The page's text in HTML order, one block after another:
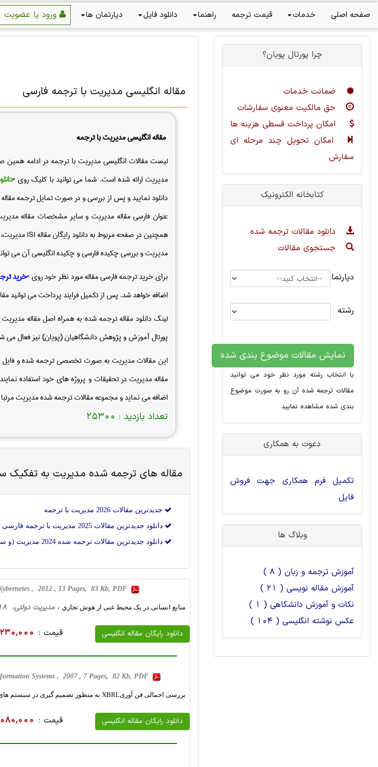
صفحه اصلی خدمات قیمت ترجمه راهنما دانلود فایل دپارتمان ها
مقاله انگلیسی مدیریت با ترجمه فارسی
مقاله انگلیسی مدیریت با ترجمه
لیست مقالات انگلیسی مدیریت با ترجمه در ادامه
مدیریت ارائه شده است. شما می توانید با کلیک روی "
دانلود نمایید و پس از بررسی و در صورت تمایل ترجمه
عنوان فارسی مقاله مدیریت و سایر مشخصات مقاله
همچنین در صفحه مربوط به دانلود رایگان مقالهISI
مدیریت و بررسی چکیده فارسی و چکیده انگلیسی آن می
برای خرید ترجمه فارسی مقاله مورد نظر خود روی "خرید
اضافه خواهد شد. پس از تکمیل فرایند پرداخت می توانید
لینک دانلود مقاله ترجمه شده به همراه اصل مقاله
پورتال آموزش و پژوهش دانشگاهیان (پویان) نیز فعال می
این مقالات مدیریت به صورت تخصصی ترجمه شده و
مقاله مدیریت در تحقیقات و پروژه های خود استفاده
اضافه می نماید و مجموعه مقالات ترجمه شده مدیریت
تعداد بازدید : 25300
مقاله های ترجمه شده مديريت به تفکیک
جدیدترین مقالات 2026 مديريت با ترجمه
دانلود جدیدترین مقالات 2025 مديريت با ترجمه فارسی
دانلود جدیدترین مقالات ترجمه شده 2024 مديريت (و سالهای پیشین )
, 2012 , 13 Pages, 83 Kb, PDF
منابع انسانی در یک محیط غنی از هوش تجاري ، مدیریت دولتی، 18 صفحه فارسی تایپ شده ، 74 کیلو بایت WORD
دانلود رایگان مقاله انگلیسی قیمت : 2,230,000
Systems , 2007 , 7 Pages, 82 Kb, PDF
بررسی اجمالی فن آوریXBRL به منظور تصمیم گیری در سیستم های اطلاعاتی حسابداری
دانلود رایگان مقاله انگلیسی قیمت : 2,080,000
چرا پورتال پویان؟
ضمانت خدمات
حق مالکیت معنوی سفارشات
امکان پرداخت قسطی هزینه ها
امکان تحویل چند مرحله ای
سفارش
کتابخانه الکترونیک
دانلود مقالات ترجمه شده
جستجوی مقالات
دپارتمان
رشته
نمایش مقالات موضوع بندی شده
با انتخاب رشته مورد نظر خود می توانید
مقالات ترجمه شده آن رو به صورت موضوع
بندی شده مشاهده نمایید
دعوت به همکاری
تکمیل فرم همکاری جهت فروش
فایل
وبلاگ ها
آموزش ترجمه و زبان ( 8 )
آموزش مقاله نویسی ( 21 )
نکات و آموزش دانشگاهی ( 1 )
عکس نوشته انگلیسی ( 104 )